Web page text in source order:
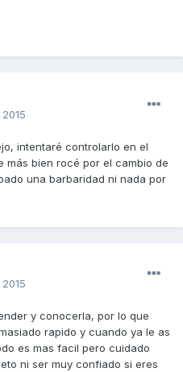
intentaré controlarlo en el
bien rocé por el cambio de
una barbaridad ni nada por
y conocerla, por lo que
rapido y cuando ya le as
es mas facil pero cuidado
ni ser muy confiado si eres